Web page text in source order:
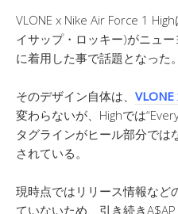
VLONE x Nike Air Force 1
イサップ・ロッキー)がニュ
に着用した事で話題となった。
そのデザイン自体は、
変わらないが、Highでは
タグラインがヒール部分では
されている。
現時点ではリリース情報など
ていないため、引き続き